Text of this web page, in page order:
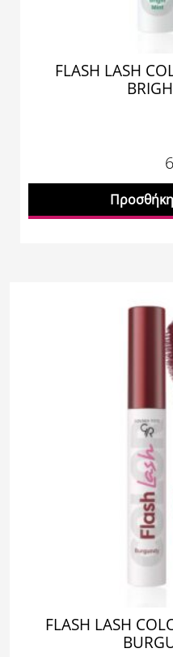
FLASH LASH
FLASH LASH